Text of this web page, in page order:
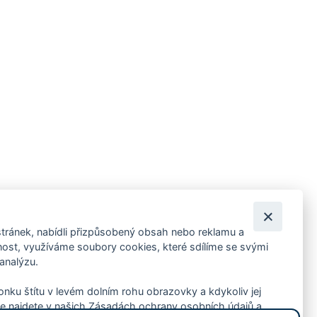
pozvánky na kulturní a sportovní akce?
nabídli přizpůsobený obsah nebo reklamu a
využíváme soubory cookies, které sdílíme se svými
štítu v levém dolním rohu obrazovky a kdykoliv jej
najdete v našich Zásadách ochrany osobních údajů a